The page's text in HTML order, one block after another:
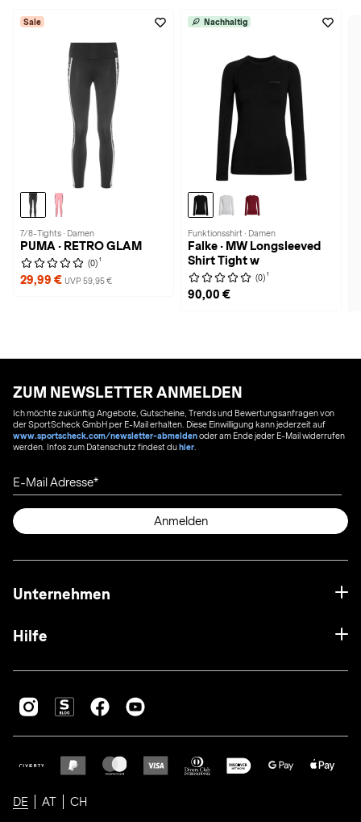
Sale
7/8-Tights · Damen
PUMA · RETRO GLAM
(0) 1
29,99 € UVP 59,95 €
Nachhaltig
Funktionsshirt · Damen
Falke · MW Longsleeved
Shirt Tight w
(0) 1
90,00 €
ZUM NEWSLETTER ANMELDEN
Ich möchte zukünftig Angebote, Gutscheine, Trends und Bewertungsanfragen von
der SportScheck GmbH per E-Mail erhalten. Diese Einwilligung kann jederzeit auf
www.sportscheck.com/newsletter-abmeldenoder am Ende jeder E-Mail widerrufen
werden. Infos zum Datenschutz findest duhier
E-Mail Adresse
Anmelden
Unternehmen
Hilfe
DE AT CH